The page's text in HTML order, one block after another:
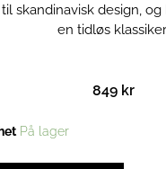
skandinavisk design,
en tidløs
849 kr
På lager